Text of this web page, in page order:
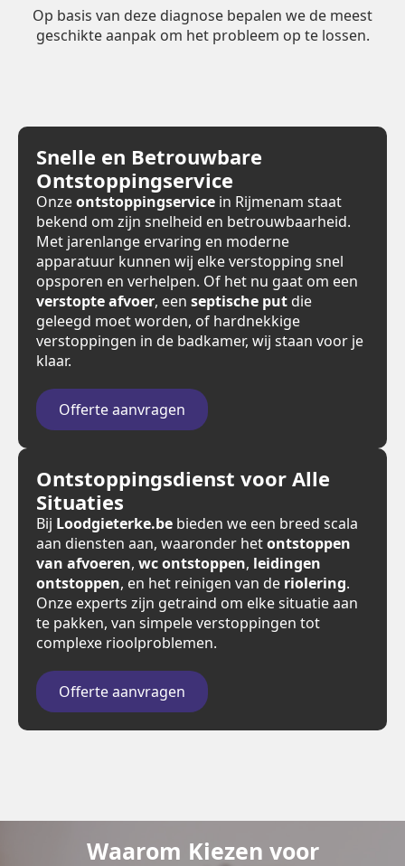
Op basis van deze diagnose bepalen we de meest
geschikte aanpak om het probleem op te lossen.
Snelle en Betrouwbare
Ontstoppingservice
Onzeontstoppingservice in Rijmenam staat
bekend om zijn snelheid en betrouwbaarheid.
Met jarenlange ervaring en moderne
apparatuur kunnen wij elke verstopping snel
opsporen en verhelpen. Of het nu gaat om een
verstopte afvoer, een septische put die
geleegd moet worden, of hardnekkige
verstoppingen in de badkamer, wij staan voor je
klaar.
Offerte aanvragen
Ontstoppingsdienst voor Alle
Situaties
Bij Loodgieterke.be bieden we een breed scala
aan diensten aan, waaronder hetontstoppen
van afvoeren, wc ontstoppen, leidingen
ontstoppen, en het reinigen van de riolering.
Onze experts zijn getraind om elke situatie aan
te pakken, van simpele verstoppingen tot
complexe rioolproblemen.
Offerte aanvragen
Waarom Kiezen voor